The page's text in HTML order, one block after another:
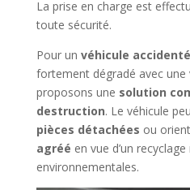
La prise en charge est
toute sécurité.
Pour un véhicule
fortement dégradé avec une
proposons une solution
destruction. Le véhicule
pièces détachées ou
agréé en vue d’un
environnementales.